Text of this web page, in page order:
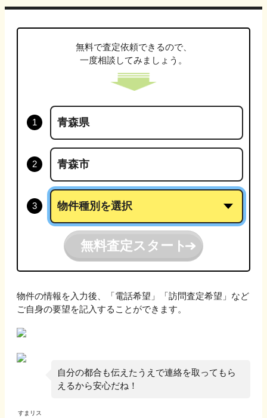
無料で査定依頼できるので、
一度相談してみましょう。
無料査定スタート
物件の情報を入力後、「電話希望」「訪問査定希望」など
ご自身の要望を記入することができます。
自分の都合も伝えたうえで連絡を取ってもら
えるから安心だね！